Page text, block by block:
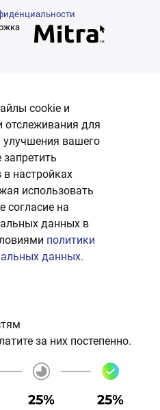
cookie и
отслеживания для
улучшения вашего
в настройках
использовать
согласие на
данных в
политики
данных.
за них постепенно.